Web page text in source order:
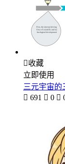
收藏
立即使用
三元宇宙的
 691  0 